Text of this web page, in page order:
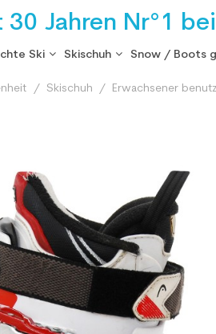
30 Jahren Nr°1
Ski Skischuh Snow / Boots
Skischuh Erwachsener